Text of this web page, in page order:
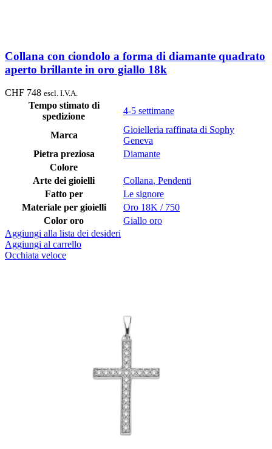
Collana con ciondolo a forma di diamante quadrato
aperto brillante in oro giallo 18k
CHF 748 escl. I.V.A.
Tempo stimato di
spedizione
4-5 settimane
Marca
Gioielleria raffinata di Sophy
Geneva
Pietra preziosa
Diamante
Colore
Arte dei gioielli
Collana, Pendenti
Fatto per
Le signore
Materiale per gioielli
Oro 18K / 750
Color oro
Giallo oro
Aggiungi alla lista dei desideri
Aggiungi al carrello
Occhiata veloce